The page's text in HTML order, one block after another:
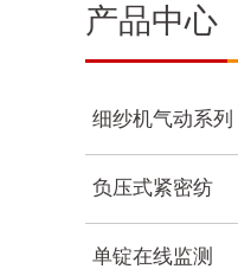
产品中心
细纱机气动系列
负压式紧密纺
单锭在线监测